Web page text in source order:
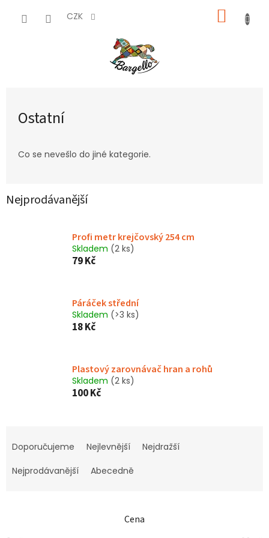
CZK
Ostatní
Co se nevešlo do jiné kategorie.
Nejprodávanější
Profi metr krejčovský 254 cm
Skladem (2 ks)
79 Kč
Páráček střední
Skladem (>3 ks)
18 Kč
Plastový zarovnávač hran a rohů
Skladem (2 ks)
100 Kč
Doporučujeme Nejlevnější
Nejdražší
Nejprodávanější
Abecedně
Cena